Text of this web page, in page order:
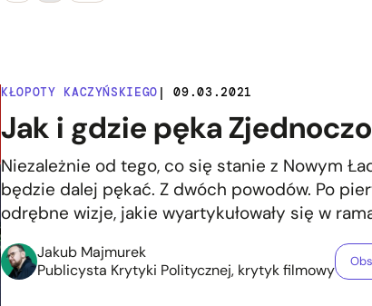
KŁOPOTY KACZYŃSKIEGO | 09.03.2021
Jak i gdzie pęka
Niezależnie od tego, co się stanie z Nowym
będzie dalej pękać. Z dwóch powodów. Po
odrębne wizje, jakie wyartykułowały się w
Jakub Majmurek
Publicysta Krytyki Politycznej, krytyk filmowy